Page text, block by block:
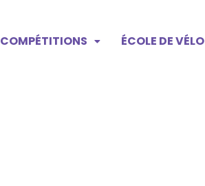
COMPÉTITIONS ÉCOLE DE VÉLO